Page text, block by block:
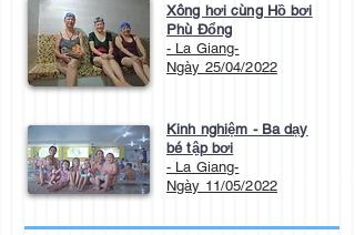
Xông hơi cùng Hồ bơi
Phù Đổng
- La Giang-
​Ngày 25/04/2022
Kinh nghiệm - Ba dạy
bé tập bơi
- La Giang-
​Ngày 11/05/2022